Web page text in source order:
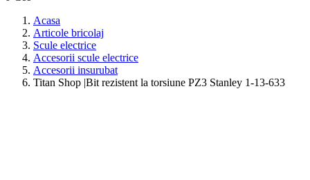
Acasa
Articole bricolaj
Scule electrice
Accesorii scule electrice
Accesorii insurubat
Titan Shop |Bit rezistent la torsiune PZ3 Stanley 1-13-633